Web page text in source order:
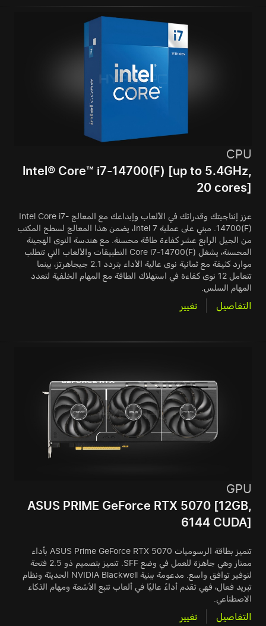
CPU
Intel® Core™ i7-14700(F) [up to 5.4GHz,
20 cores]
عزز إنتاجيتك وقدراتك في الألعاب وإبداعك مع المعالج Intel Core i7-
14700(F). مبني على عملية Intel 7، يضمن هذا المعالج لسطح المكتب
من الجيل الرابع عشر كفاءة طاقة محسنة. مع هندسة النوى الهجينة
المحسنة، يشغل Core i7-14700(F) التطبيقات والألعاب التي تتطلب
موارد كثيفة مع ثمانية نوى عالية الأداء بتردد 2.1 جيجاهرتز، بينما
تتعامل 12 نوى كفاءة في استهلاك الطاقة مع المهام الخلفية لتعدد
المهام السلس.
التفاصيل تغيير
GPU
ASUS PRIME GeForce RTX 5070 [12GB,
6144 CUDA]
تتميز بطاقة الرسوميات ASUS Prime GeForce RTX 5070 بأداء
ممتاز وهي جاهزة للعمل في وضع SFF. تتميز بتصميم ذو 2.5 فتحة
لتوفير توافق واسع. مدعومة ببنية NVIDIA Blackwell الحديثة ونظام
تبريد فعال، فهي تقدم أداءً عاليًا في ألعاب تتبع الأشعة ومهام الذكاء
الاصطناعي.
التفاصيل تغيير